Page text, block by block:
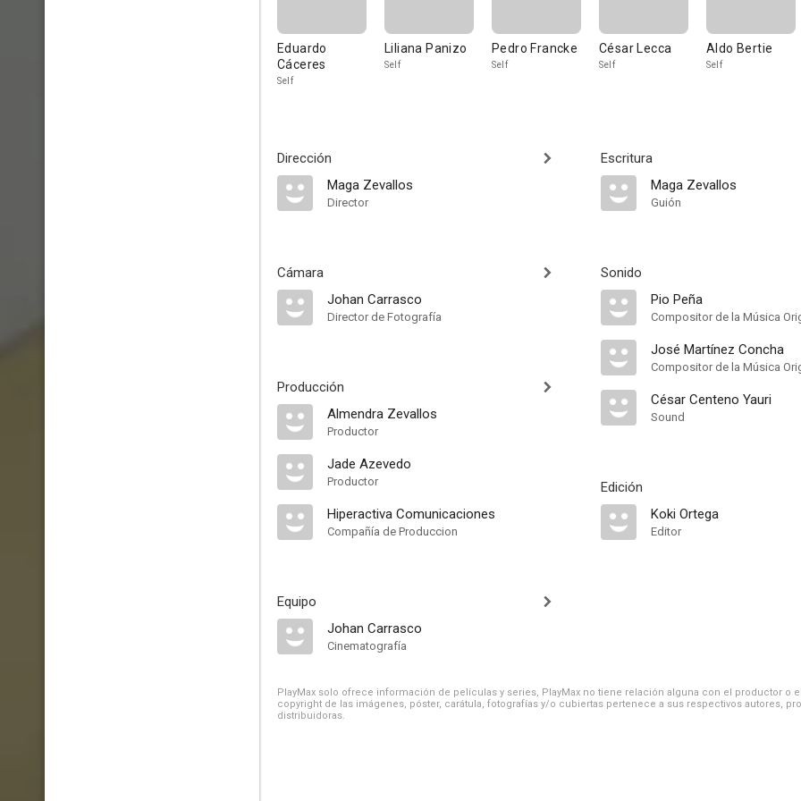
Eduardo
Cáceres
Self
Liliana Panizo
Self
Pedro Francke
Self
César Lecca
Self
Aldo Bertie
Self
Dirección
Maga Zevallos
Director
Cámara
Johan Carrasco
Director de Fotografía
Producción
Almendra Zevallos
Productor
Jade Azevedo
Productor
Hiperactiva Comunicaciones
Compañía de Produccion
Equipo
Johan Carrasco
Cinematografía
Escritura
Maga Zevallos
Guión
Sonido
Pio Peña
Compositor de la Música
José Martínez Concha
Compositor de la Música
César Centeno Yauri
Sound
Edición
Koki Ortega
Editor
PlayMax solo ofrece información de películas y series, PlayMax no tiene relación alguna con el productor o
copyright de las imágenes, póster, carátula, fotografías y/o cubiertas pertenece a sus respectivos autores,
distribuidoras.